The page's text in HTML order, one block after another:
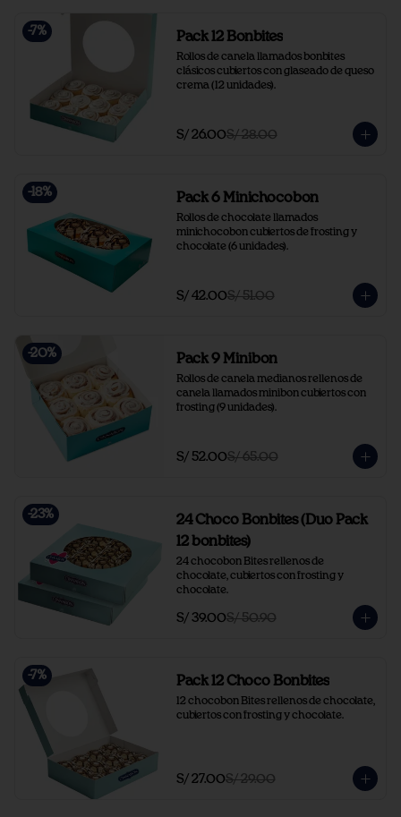
-7% Pack 12 Bonbites
Rollos de canela llamados bonbites
clásicos cubiertos con glaseado de queso
crema (12 unidades).
S/ 26.00S/ 28.00
-18% Pack 6 Minichocobon
Rollos de chocolate llamados
minichocobon cubiertos de frosting y
chocolate (6 unidades).
S/ 42.00S/ 51.00
-20% Pack 9 Minibon
Rollos de canela medianos rellenos de
canela llamados minibon cubiertos con
frosting (9 unidades).
S/ 52.00S/ 65.00
-23%
24 Choco Bonbites (Duo Pack
12 bonbites)
24 chocobon Bites rellenos de
chocolate, cubiertos con frosting y
chocolate.
S/ 39.00S/ 50.90
-7% Pack 12 Choco Bonbites
12 chocobon Bites rellenos de chocolate,
cubiertos con frosting y chocolate.
S/ 27.00S/ 29.00